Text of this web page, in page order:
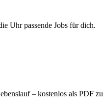
Uhr passende Jobs für dich.
– kostenlos als PDF